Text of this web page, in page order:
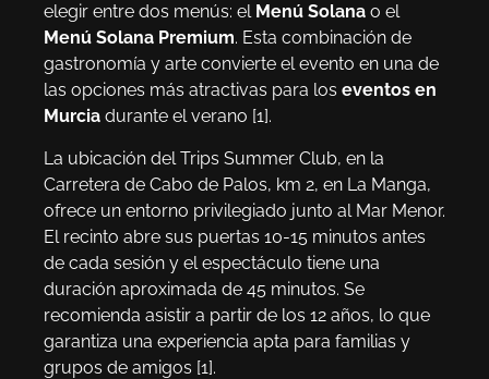
elegir entre dos menús: el Menú Solana o el
Menú Solana Premium. Esta combinación de
gastronomía y arte convierte el evento en una de
las opciones más atractivas para los eventos en
Murcia durante el verano [1].
La ubicación del Trips Summer Club, en la
Carretera de Cabo de Palos, km 2, en La Manga,
ofrece un entorno privilegiado junto al Mar Menor.
El recinto abre sus puertas 10-15 minutos antes
de cada sesión y el espectáculo tiene una
duración aproximada de 45 minutos. Se
recomienda asistir a partir de los 12 años, lo que
garantiza una experiencia apta para familias y
grupos de amigos [1].